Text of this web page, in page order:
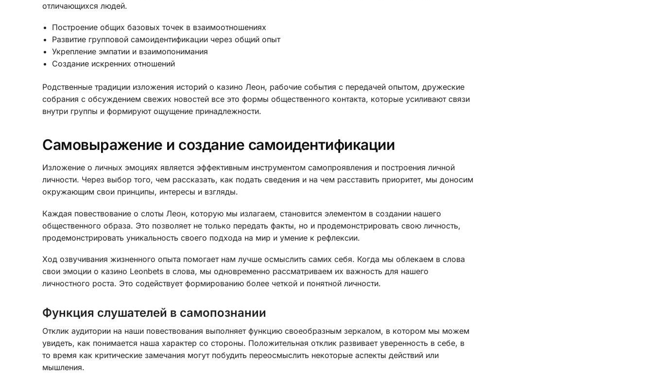
отличающихся людей.
Построение общих базовых точек в взаимоотношениях
Развитие групповой самоидентификации через общий опыт
Укрепление эмпатии и взаимопонимания
Создание искренних отношений
Родственные традиции изложения историй о казино Леон, рабочие события с передачей опытом, дружеские
собрания с обсуждением свежих новостей все это формы общественного контакта, которые усиливают связи
внутри группы и формируют ощущение принадлежности.
Самовыражение и создание самоидентификации
Изложение о личных эмоциях является эффективным инструментом самопроявления и построения личной
личности. Через выбор того, чем рассказать, как подать сведения и на чем расставить приоритет, мы доносим
окружающим свои принципы, интересы и взгляды.
Каждая повествование о слоты Леон, которую мы излагаем, становится элементом в создании нашего
общественного образа. Это позволяет не только передать факты, но и продемонстрировать свою личность,
продемонстрировать уникальность своего подхода на мир и умение к рефлексии.
Ход озвучивания жизненного опыта помогает нам лучше осмыслить самих себя. Когда мы облекаем в слова
свои эмоции о казино Leonbets в слова, мы одновременно рассматриваем их важность для нашего
личностного роста. Это содействует формированию более четкой и понятной личности.
Функция слушателей в самопознании
Отклик аудитории на наши повествования выполняет функцию своеобразным зеркалом, в котором мы можем
увидеть, как понимается наша характер со стороны. Положительная отклик развивает уверенность в себе, в
то время как критические замечания могут побудить переосмыслить некоторые аспекты действий или
мышления.